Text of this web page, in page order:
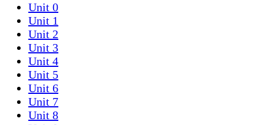
Unit 0
Unit 1
Unit 2
Unit 3
Unit 4
Unit 5
Unit 6
Unit 7
Unit 8